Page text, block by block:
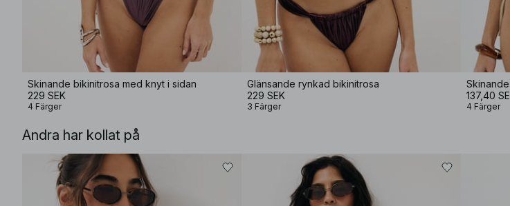
Skinande bikinitrosa med knyt i sidan
229 SEK
4 Färger
Glänsande rynkad bikinitrosa
229 SEK
3 Färger
137,40
4 Färger
Andra har kollat på